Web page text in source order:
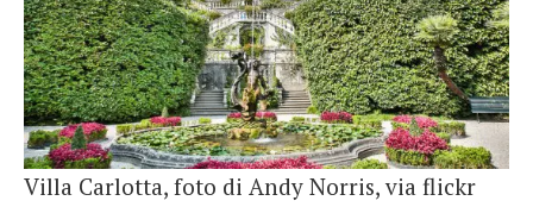
English
Spanish
French
Italiano
Villa Carlotta, foto di Andy Norris, via flickr